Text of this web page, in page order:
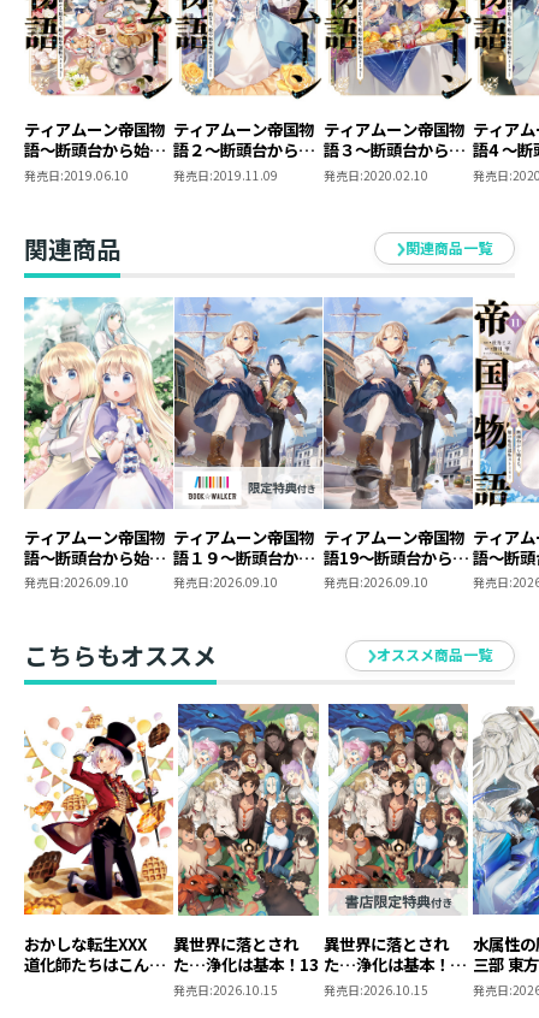
ティアムーン帝国物
語～断頭台から始ま
る、姫の転生逆転ス
発売日:2019.06.10
ティアムーン帝国物
語２～断頭台から始
まる、姫の転生逆転
発売日:2019.11.09
ティアムーン帝国物
語３～断頭台から始
まる、姫の転生逆転
発売日:2020.02.10
ティア
語4 ～断
まる、
発売日:
関連商品 関連商品一覧
ティアムーン帝国物
語～断頭台から始ま
る、姫の転生逆転ス
発売日:2026.09.10
ティアムーン帝国物
語１９～断頭台から
始まる、姫の転生逆
き】
発売日:2026.09.10
ティアムーン帝国物
語19～断頭台から始
まる、姫の転生逆転
発売日:2026.09.10
ティア
語～断
る、姫
発売日:
こちらもオススメ オススメ商品一覧
おかしな転生XXX
道化師たちはこんが
異世界に落とされ
た…浄化は基本！13
発売日:2026.10.15
異世界に落とされ
た…浄化は基本！
13【ピッコマ限定
SS付き】
発売日:2026.10.15
水属性
三部 東
発売日: